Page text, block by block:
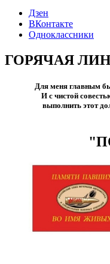
Дзен
ВКонтакте
Одноклассники
ГОРЯЧАЯ
Для меня главным
И с чистой
выполнить этот